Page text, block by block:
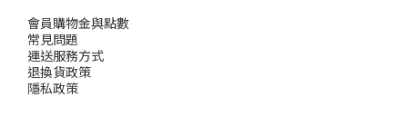
會員購物金與點數
常見問題
運送服務方式
退換貨政策
隱私政策